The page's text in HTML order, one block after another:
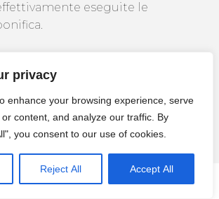
privacy
enhance your browsing experience, serve
content, and analyze our traffic. By
you consent to our use of cookies.
Reject All Accept All
eseguite le
un monitoraggio
verificare l’efficacia della
al fine di assicurare che
gli obiettivi prefissati.